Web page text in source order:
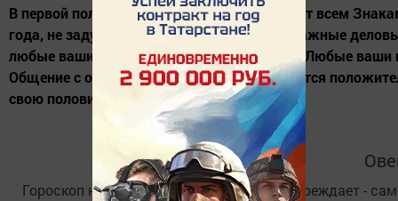
В первой половине дня звезды соблаговолят всем
года, не задумываясь можете назначать важные
любые ваши активные шаги обретут успех. Любые ваши
Общение с окружающими тоже складывается
свою половинку.
Гороскоп на 14 декабря 2020 года предупреждает -